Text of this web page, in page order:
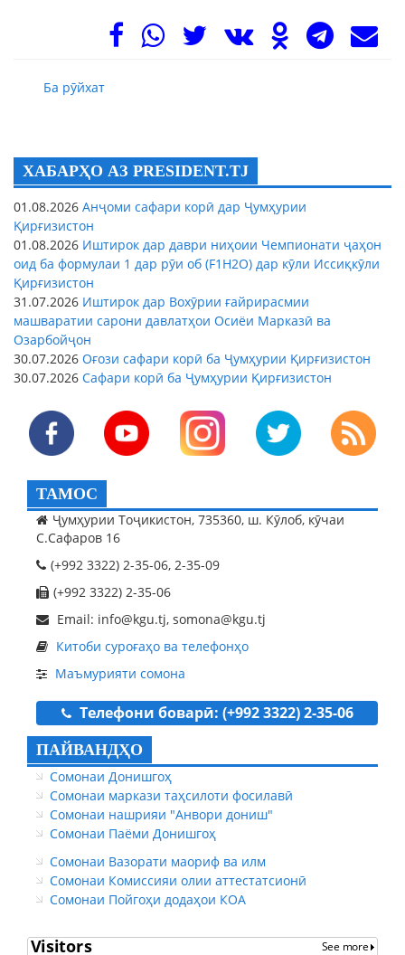
Ба рӯйхат
ХАБАРҲО АЗ PRESIDENT.TJ
01.08.2026 Анҷоми сафари корӣ дар Ҷумҳурии
Қирғизистон
01.08.2026 Иштирок дар даври ниҳоии Чемпионати ҷаҳон
оид ба формулаи 1 дар рӯи об (F1H2O) дар кӯли Иссиқкӯли
Қирғизистон
31.07.2026 Иштирок дар Вохӯрии ғайрирасмии
машваратии сарони давлатҳои Осиёи Марказӣ ва
Озарбойҷон
30.07.2026 Оғози сафари корӣ ба Ҷумҳурии Қирғизистон
30.07.2026 Сафари корӣ ба Ҷумҳурии Қирғизистон
ТАМОС
Ҷумҳурии Тоҷикистон, 735360, ш. Кӯлоб, кӯчаи
С.Сафаров 16
(+992 3322) 2-35-06, 2-35-09
(+992 3322) 2-35-06
Email: info@kgu.tj, somona@kgu.tj
Китоби суроғаҳо ва телефонҳо
Маъмурияти сомона
Телефони боварӣ: (+992 3322) 2-35-06
ПАЙВАНДҲО
Сомонаи Донишгоҳ
Сомонаи маркази таҳсилоти фосилавӣ
Сомонаи нашрияи "Анвори дониш"
Сомонаи Паёми Донишгоҳ
Сомонаи Вазорати маориф ва илм
Сомонаи Комиссияи олии аттестатсионӣ
Сомонаи Пойгоҳи додаҳои КОА